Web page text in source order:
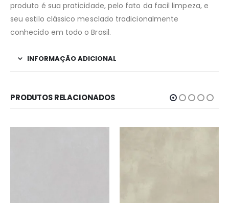
produto é sua praticidade, pelo fato da facil limpeza, e
seu estilo clássico mesclado tradicionalmente
conhecido em todo o Brasil.
INFORMAÇÃO ADICIONAL
PRODUTOS RELACIONADOS